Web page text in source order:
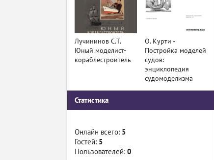
Лучининов С.Т.
Юный моделист-
кораблестроитель
О. Курти -
Постройка моделей
судов:
энциклопедия
судомоделизма
Статистика
Онлайн всего: 5
Гостей: 5
Пользователей: 0